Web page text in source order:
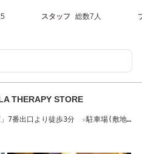
スタッフ 総数7人
THERAPY STORE
」7番出口より徒歩3分 ☆駐車場(敷地